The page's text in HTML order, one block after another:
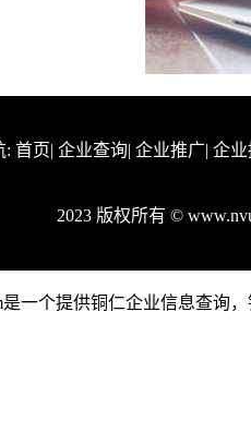
: 首页| 企业查询| 企业推广| 企
2023 版权所有 ©
是一个提供铜仁企业信息查询